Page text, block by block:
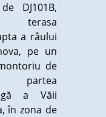
DJ101B,
terasa
a râului
pe un
de
partea
a Văii
în zona de